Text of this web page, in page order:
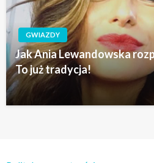
GWIAZDY
Jak Ania Lewandowska
To już tradycja!